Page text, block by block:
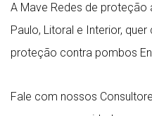
A Mave Redes de proteção
Paulo, Litoral e Interior,
proteção contra pombos
Fale com nossos